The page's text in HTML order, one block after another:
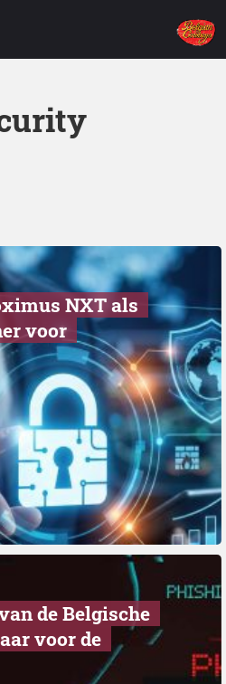
NXT als
voor
de Belgische
voor de